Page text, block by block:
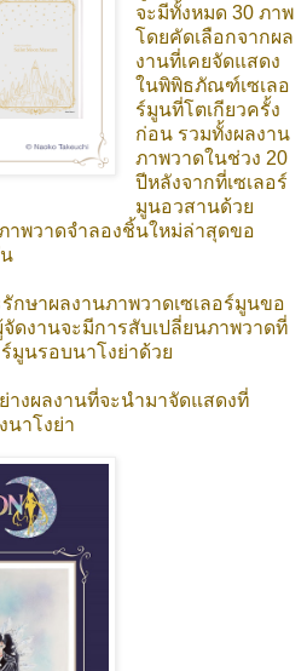
จะมีทั้งหมด 30 ภาพ
โดยคัดเลือกจากผล
งานที่เคยจัดแสดง
ในพิพิธภัณฑ์เซเลอ
ร์มูนที่โตเกียวครั้ง
ก่อน รวมทั้งผลงาน
ภาพวาดในช่วง 20
ปีหลังจากที่เซเลอร์
มูนอวสานด้วย
าพวาดจำลองชิ้นใหม่ล่าสุดขอ
กษาผลงานภาพวาดเซเลอร์มูนขอ
ดงานจะมีการสับเปลี่ยนภาพวาดที่
มูนรอบนาโงย่าด้วย
งผลงานที่จะนำมาจัดแสดงที่
นาโงย่า